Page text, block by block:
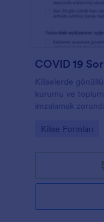
Kiliselerde
kurumu ve
imzalamak
Go to Category:
Kilise Formları